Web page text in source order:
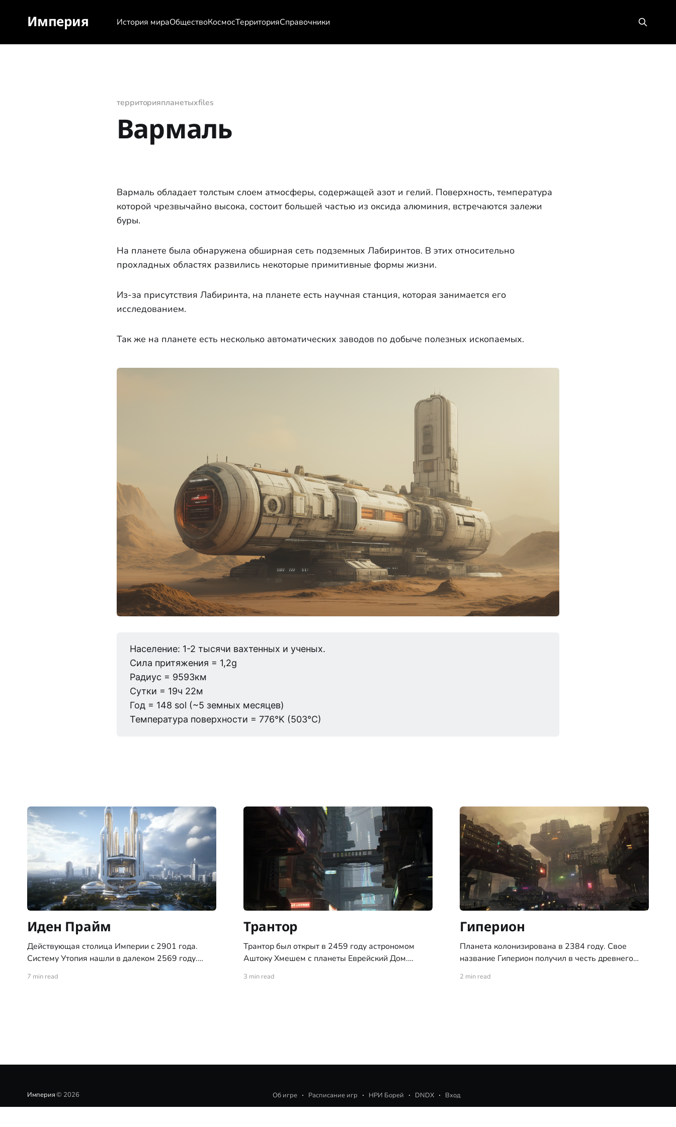
Империя История мираОбществоКосмосТерриторияСправочники
территорияпланетыxfiles
Вармаль
Вармаль обладает толстым слоем атмосферы, содержащей азот и гелий. Поверхность, температура
которой чрезвычайно высока, состоит большей частью из оксида алюминия, встречаются залежи
буры.
На планете была обнаружена обширная сеть подземных Лабиринтов. В этих относительно
прохладных областях развились некоторые примитивные формы жизни.
Из-за присутствия Лабиринта, на планете есть научная станция, которая занимается его
исследованием.
Так же на планете есть несколько автоматических заводов по добыче полезных ископаемых.
Население: 1-2 тысячи вахтенных и ученых.
Сила притяжения = 1,2g
Радиус = 9593км
Сутки = 19ч 22м
Год = 148 sol (~5 земных месяцев)
Температура поверхности = 776°K (503°C)
Иден Прайм
Действующая столица Империи c 2901 года.
Систему Утопия нашли в далеком 2569 году.
7 min read
Трантор
Трантор был открыт в 2459 году астрономом
Аштоку Хмешем с планеты Еврейский Дом.
3 min read
Гиперион
Планета колонизирована в 2384 году. Свое
название Гиперион получил в честь древнего
2 min read
Империя© 2026 Об игре Расписание игр НРИ Борей DNDX Вход